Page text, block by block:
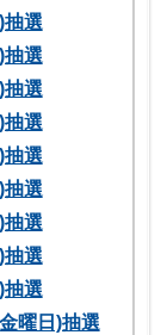
選
選
選
選
選
選
選
選
選
曜日)抽選